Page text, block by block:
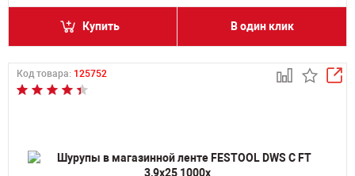
Купить В один клик
Код товара: 125752